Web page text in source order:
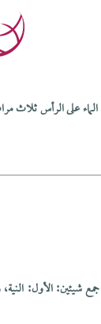
على الرأس ثلاث
شيئين: الأول: